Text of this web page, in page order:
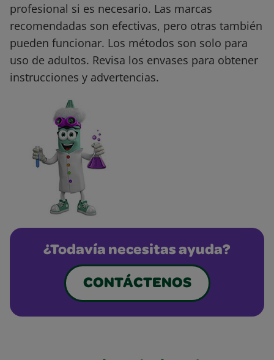
profesional si es necesario. Las marcas
recomendadas son efectivas, pero otras también
pueden funcionar. Los métodos son solo para
uso de adultos. Revisa los envases para obtener
instrucciones y advertencias.
¿Todavía necesitas ayuda?
CONTÁCTENOS